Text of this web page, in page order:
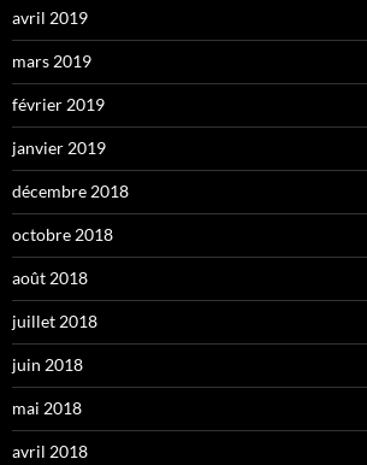
avril 2019
mars 2019
février 2019
janvier 2019
décembre 2018
octobre 2018
août 2018
juillet 2018
juin 2018
mai 2018
avril 2018